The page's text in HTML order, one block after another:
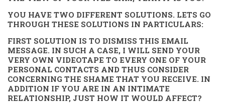
YOU HAVE TWO DIFFERENT SOLUTIONS. LETS GO
THROUGH THESE SOLUTIONS IN PARTICULARS:
FIRST SOLUTION IS TO DISMISS THIS EMAIL
MESSAGE. IN SUCH A CASE, I WILL SEND YOUR
VERY OWN VIDEOTAPE TO EVERY ONE OF YOUR
PERSONAL CONTACTS AND THUS CONSIDER
CONCERNING THE SHAME THAT YOU RECEIVE. IN
ADDITION IF YOU ARE IN AN INTIMATE
RELATIONSHIP, JUST HOW IT WOULD AFFECT?